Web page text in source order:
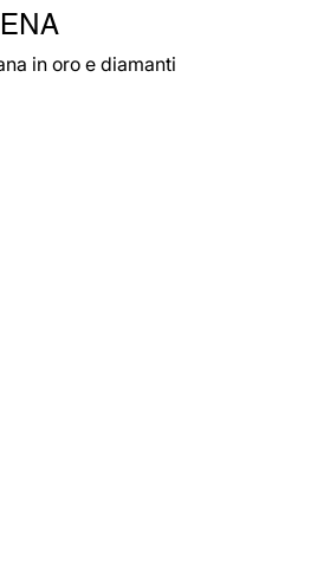
in oro e diamanti